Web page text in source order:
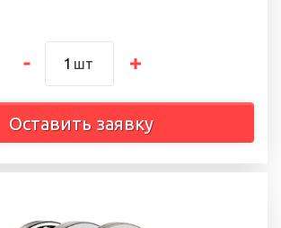
шт
Оставить заявку